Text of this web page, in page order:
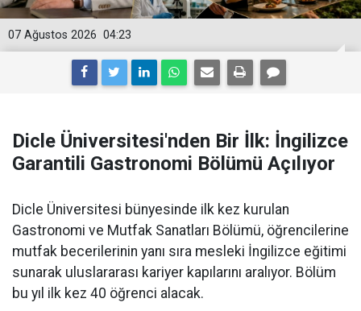
04:23
07 Ağustos 2026
Dicle Üniversitesi'nden Bir İlk: İngilizce
Garantili Gastronomi Bölümü Açılıyor
Dicle Üniversitesi bünyesinde ilk kez kurulan
Gastronomi ve Mutfak Sanatları Bölümü, öğrencilerine
mutfak becerilerinin yanı sıra mesleki İngilizce eğitimi
sunarak uluslararası kariyer kapılarını aralıyor. Bölüm
bu yıl ilk kez 40 öğrenci alacak.